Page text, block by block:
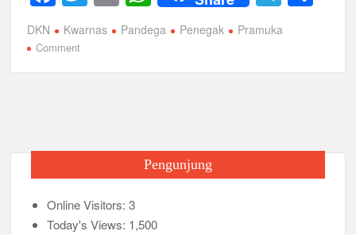
Kerja
a
c
e
o
k
wi
tt
er
m
ail
h
at
s
p
el
e
gr e
DKN Kwarnas Pandega Penegak Pramuka
Commenton
Ikut
DKN
Pengunjung
Online Visitors:3
Today's Views: 1,500